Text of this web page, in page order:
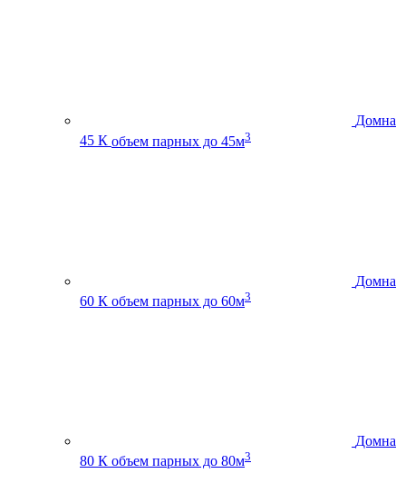
Домна
45 К объем парных до 45м3
Домна
60 К объем парных до 60м3
Домна
80 К объем парных до 80м3